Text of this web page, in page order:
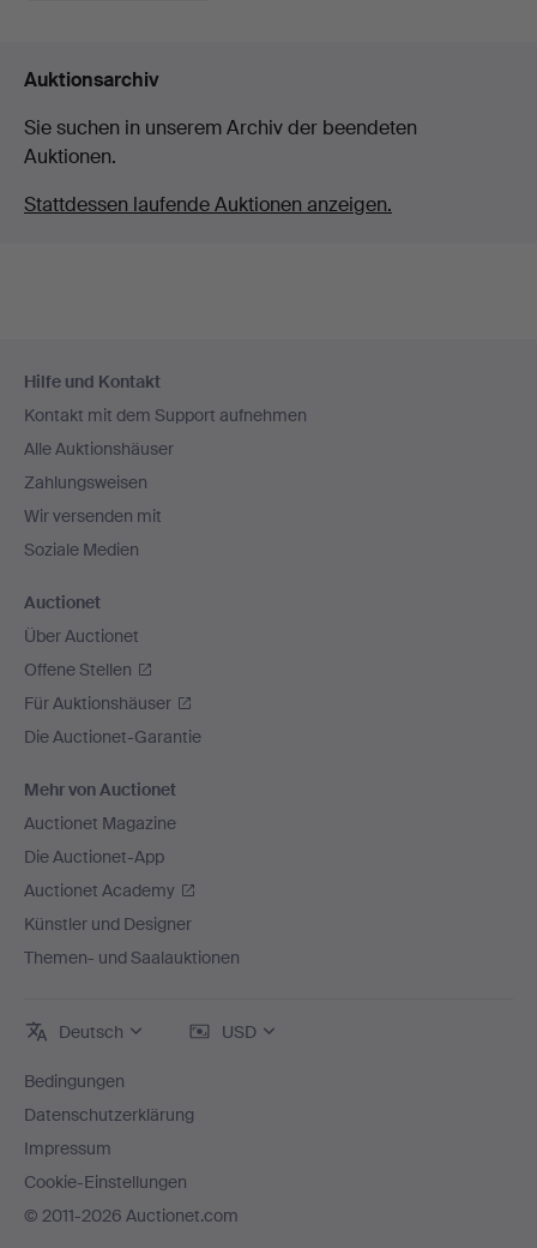
Auktionsarchiv
Sie suchen in unserem Archiv der beendeten
Auktionen.
Stattdessen laufende Auktionen anzeigen.
Navigation
Hilfe und Kontakt
Kontakt mit dem Support aufnehmen
Alle Auktionshäuser
Zahlungsweisen
Wir versenden mit
Soziale Medien
Auctionet
Über Auctionet
Offene Stellen
Für Auktionshäuser
Die Auctionet-Garantie
Mehr von Auctionet
Auctionet Magazine
Die Auctionet-App
Auctionet Academy
Künstler und Designer
Themen- und Saalauktionen
Deutsch USD
Bedingungen
Datenschutzerklärung
Impressum
Cookie-Einstellungen
© 2011-2026 Auctionet.com